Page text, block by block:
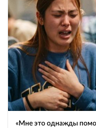
«Мне это однажды